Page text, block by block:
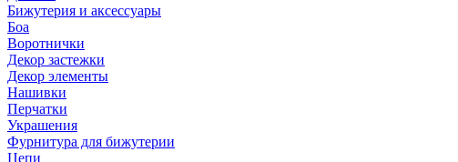
Бижутерия и аксессуары
Боа
Воротнички
Декор застежки
Декор элементы
Нашивки
Перчатки
Украшения
Фурнитура для бижутерии
Цепи